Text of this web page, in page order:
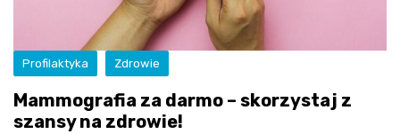
Profilaktyka Zdrowie
Mammografia za darmo – skorzystaj z
szansy na zdrowie!